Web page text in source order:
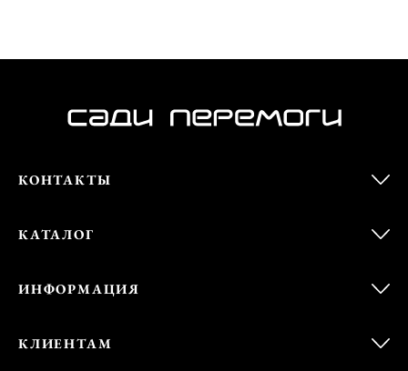
КОНТАКТЫ
КАТАЛОГ
ИНФОРМАЦИЯ
КЛИЕНТАМ